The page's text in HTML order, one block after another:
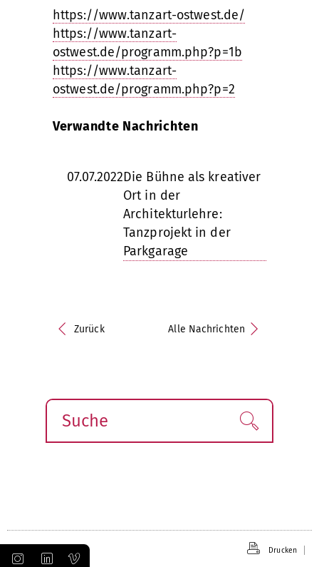
https://www.tanzart-ostwest.de/
https://www.tanzart-
ostwest.de/programm.php?p=1b
https://www.tanzart-
ostwest.de/programm.php?p=2
Verwandte Nachrichten
07.07.2022Die Bühne als kreativer
Ort in der
Architekturlehre:
Tanzprojekt in der
Parkgarage
Zurück Alle Nachrichten
Suche Finden!
Drucken